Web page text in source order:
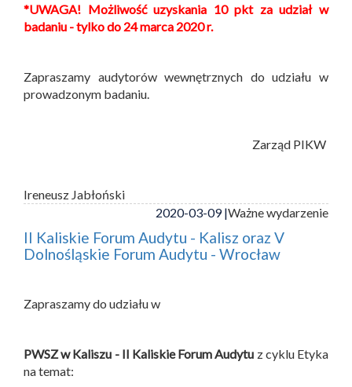
*UWAGA! Możliwość uzyskania 10 pkt za udział w
badaniu - tylko do 24 marca 2020 r.
Zapraszamy audytorów wewnętrznych do udziału w
prowadzonym badaniu.
Zarząd PIKW
Ireneusz Jabłoński
2020-03-09 |Ważne wydarzenie
II Kaliskie Forum Audytu - Kalisz oraz V
Dolnośląskie Forum Audytu - Wrocław
Zapraszamy do udziału w
PWSZ w Kaliszu - II Kaliskie Forum Audytu z cyklu Etyka
na temat: